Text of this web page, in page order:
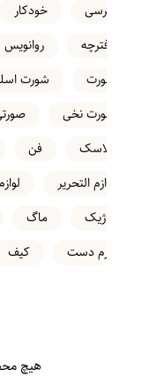
خرسی
خودکار
دفترچه
روانویس
شورت
شورت
شورت نخی
فلاسک
فن
لوازم التحریر
ماژیک
ماگ
کرم دست
کیف
هیچ